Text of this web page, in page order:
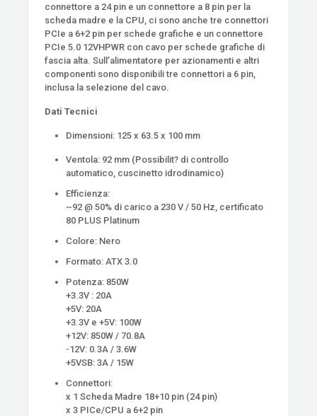
connettore a 24 pin e un connettore a 8 pin per la
scheda madre e la CPU, ci sono anche tre connettori
PCIe a 6+2 pin per schede grafiche e un connettore
PCIe 5.0 12VHPWR con cavo per schede grafiche di
fascia alta. Sull’alimentatore per azionamenti e altri
componenti sono disponibili tre connettori a 6 pin,
inclusa la selezione del cavo.
Dati Tecnici
Dimensioni: 125 x 63.5 x 100 mm
Ventola: 92 mm (Possibilit? di controllo
automatico, cuscinetto idrodinamico)
Efficienza:
~92 @ 50% di carico a 230 V / 50 Hz, certificato
80 PLUS Platinum
Colore: Nero
Formato: ATX 3.0
Potenza: 850W
+3.3V : 20A
+5V: 20A
+3.3V e +5V: 100W
+12V: 850W / 70.8A
-12V: 0.3A / 3.6W
+5VSB: 3A / 15W
Connettori:
x 1 Scheda Madre 18+10 pin (24 pin)
x 3 PICe/CPU a 6+2 pin